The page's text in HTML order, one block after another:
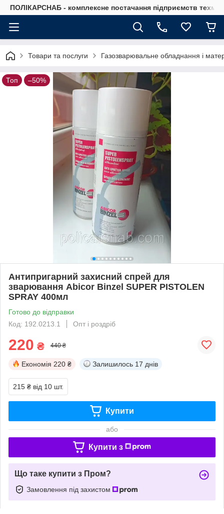
ПОЛІКАРСНАБ - комплексне постачання підприємств
Товари та послуги Газозварювальне обладнання і
Топ –50%
Антипригарний захисний спрей для
зварювання Abicor Binzel SUPER PISTOLEN
SPRAY 400мл
Готово до відправки
Код: 192.0213.1
Опт і роздріб
220 ₴ 440 ₴
Економія 220 ₴ Залишилось 17 днів
215 ₴ від 10 шт.
Купити
або
Купити з
Що таке купити з Пром?
Замовлення під захистом